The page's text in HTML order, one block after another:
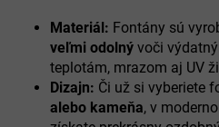
p
r
v
k
y
v
Materiál: Fontány sú
veľmi odolný voči
teplotám, mrazom aj UV
Dizajn: Či už si vyberiete
alebo kameňa, v